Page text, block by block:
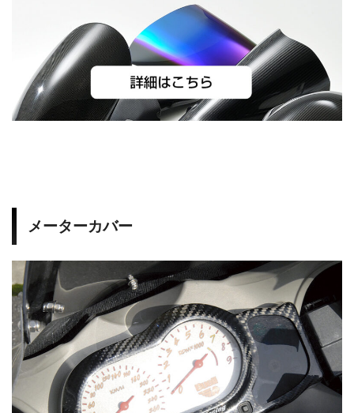
5
B
e
l
l
X
メーターカバー